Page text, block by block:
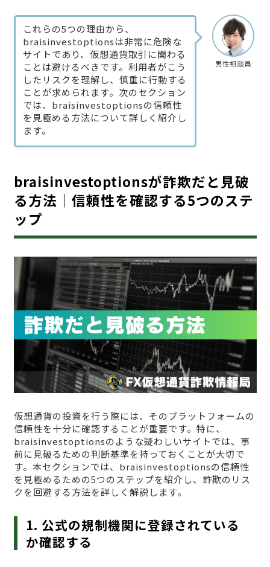
男性相談員
これらの5つの理由から、
braisinvestoptionsは非常に危険な
サイトであり、仮想通貨取引に関わる
ことは避けるべきです。利用者がこう
したリスクを理解し、慎重に行動する
ことが求められます。次のセクション
では、braisinvestoptionsの信頼性
を見極める方法について詳しく紹介し
ます。
braisinvestoptionsが詐欺だと見破
る方法｜信頼性を確認する5つのステ
ップ
仮想通貨の投資を行う際には、そのプラットフォームの
信頼性を十分に確認することが重要です。特に、
braisinvestoptionsのような疑わしいサイトでは、事
前に見破るための判断基準を持っておくことが大切で
す。本セクションでは、braisinvestoptionsの信頼性
を見極めるための5つのステップを紹介し、詐欺のリス
クを回避する方法を詳しく解説します。
1. 公式の規制機関に登録されている
か確認する